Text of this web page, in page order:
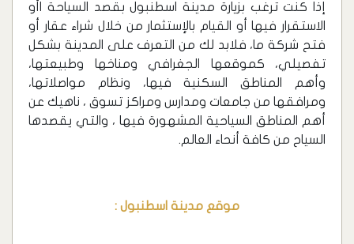
إذا كنت ترغب بزيارة مدينة اسطنبول بقصد السياحة اأو
الاستقرار فيها أو القيام بالإستثمار من خلال شراء عقار أو
فتح شركة ما، فلابد لك من التعرف على المدينة بشكل
تفصيلي، كموقعها الجغرافي ومناخها وطبيعتها،
وأهم المناطق السكنية فيها، ونظام مواصلاتها،
ومرافقها من جامعات ومدارس ومراكز تسوق ، ناهيك عن
أهم المناطق السياحية المشهورة فيها ، والتي يقصدها
السياح من كافة أنحاء العالم.
موقع مدينة اسطنبول :